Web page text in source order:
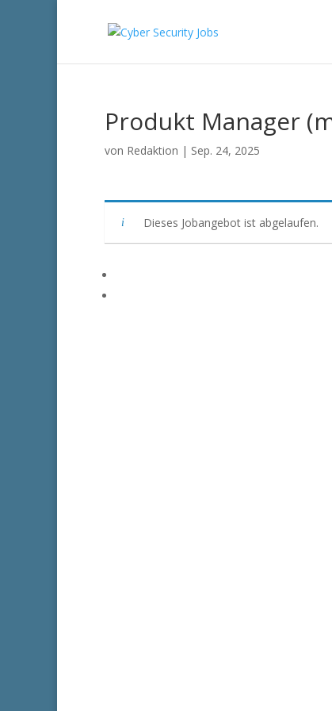
Produkt Manager
von Redaktion | Sep. 24, 2025
Dieses Jobangebot ist abgelaufen.